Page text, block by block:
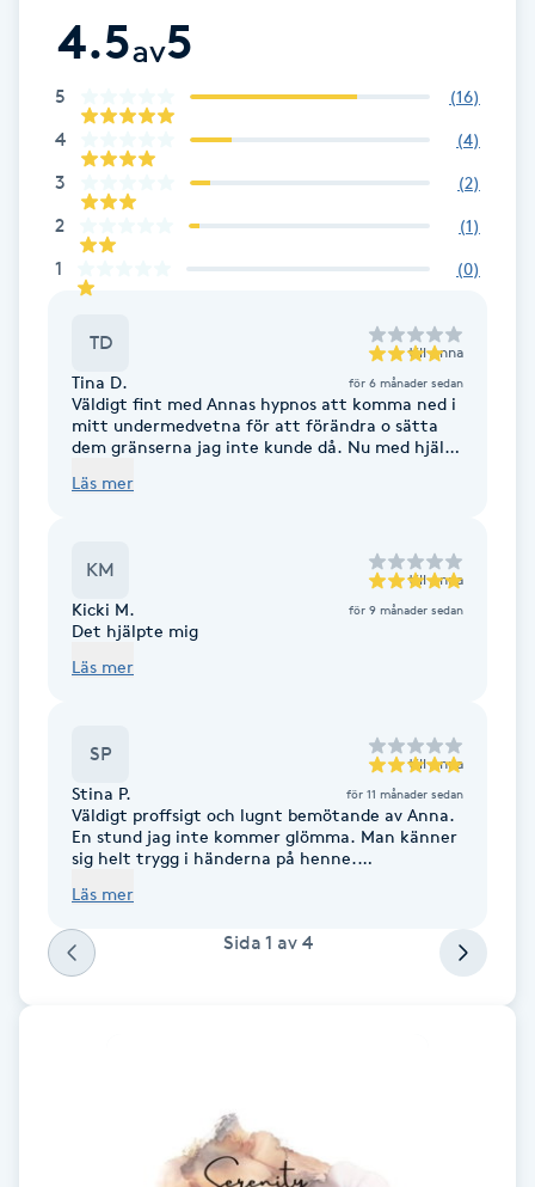
Extensions borttagning
Eyeliner-tatuering
Face framing
Faceliftmassage
Fet hårbotten
Fettreducering
Fibromassage
Fotmassage
Fotsvamp
Fransar
Fransborttagning
Fransfärgning
Fransförlängning
Fransförlängning Volym
4.5av5
5 (16)
4 (4)
3 (2)
2 (1)
1 (0)
TD till Anna
Tina D. för 6 månader sedan
Väldigt fint med Annas hypnos att komma ned i
mitt undermedvetna för att förändra o sätta
dem gränserna jag inte kunde då. Nu med hjälp
❤️🙏🏻
Läs mer
KM till Anna
Kicki M. för 9 månader sedan
Det hjälpte mig
Läs mer
SP till Anna
Stina P. för 11 månader sedan
Väldigt proffsigt och lugnt bemötande av Anna.
En stund jag inte kommer glömma. Man känner
sig helt trygg i händerna på henne.
Läs mer
Sida 1 av 4